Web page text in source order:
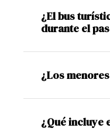
¿El bus
durante el
¿Los
¿Qué incluye